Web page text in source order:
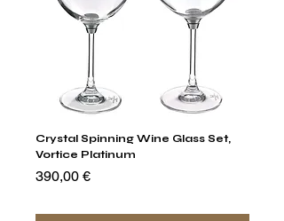
Crystal Spinning Wine Glass Set,
Vortice Platinum
Preis
390,00 €